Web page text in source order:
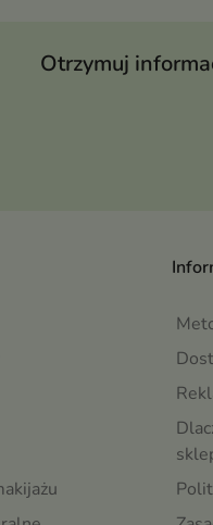
Otrzymuj